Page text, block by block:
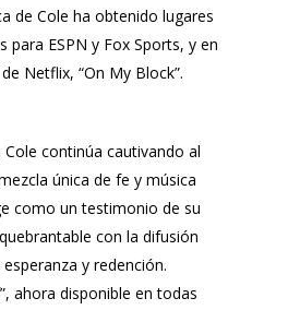
de Cole ha obtenido lugares
para ESPN y Fox Sports, y en
Netflix, “On My Block”.
continúa cautivando al
única de fe y música
como un testimonio de su
con la difusión
y redención.
ahora disponible en todas